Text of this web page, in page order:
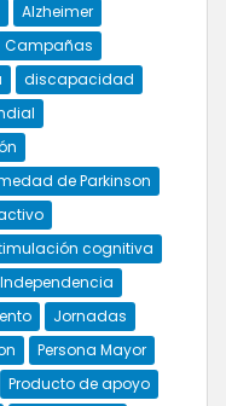
Alzheimer
Campañas
discapacidad
de Parkinson
cognitiva
Independencia
Jornadas
Persona Mayor
Producto de apoyo